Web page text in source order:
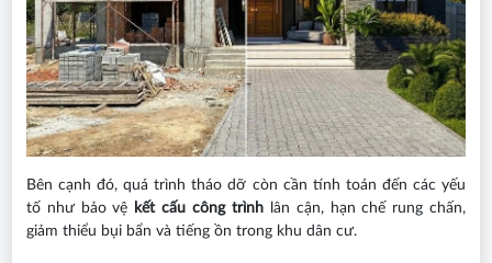
Bên cạnh đó, quá trình tháo dỡ còn cần tính toán đến các yếu
tố như bảo vệ kết cấu công trìnhlân cận, hạn chế rung chấn,
giảm thiểu bụi bẩn và tiếng ồn trong khu dân cư.